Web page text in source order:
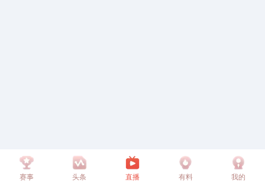
赛事 头条 直播 有料 我的